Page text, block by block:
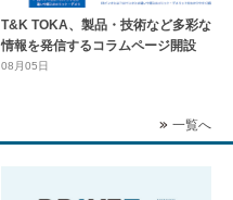
T&K TOKA、製品・技術など多彩な
情報を発信するコラムページ開設
08月05日
一覧へ